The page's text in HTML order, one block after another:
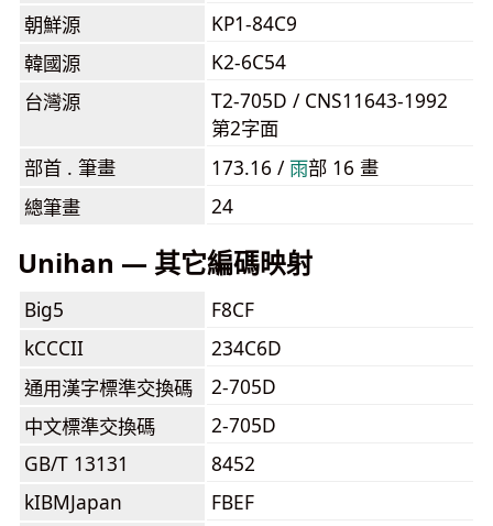
朝鮮源
KP1-84C9
韓國源
K2-6C54
台灣源
T2-705D / CNS11643-1992
第2字面
部首 . 筆畫
173.16 / ⾬部 16 畫
總筆畫
24
Unihan — 其它編碼映射
Big5
F8CF
kCCCII
234C6D
通用漢字標準交換碼
2-705D
中文標準交換碼
2-705D
GB/T 13131
8452
kIBMJapan
FBEF